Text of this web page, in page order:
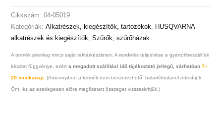
Cikkszám:04-05019
Kategóriák:Alkatrészek, kiegészítők, tartozékok, HUSQVARNA
alkatrészek és kiegészítők,Szűrők, szűrőházak
A termék jelenleg nincs saját raktárkészleten. A rendelés teljesítése a gyártói/beszállítói
készlet függvénye, ezérta megadott szállítási idő tájékoztató jellegű, várhatóan7–
20 munkanap. (Amennyiben a termék nem beszerezhető, haladéktalanul értesítjük
Önt, és az esetlegesen előre megfizetett összeget visszatérítjük.)